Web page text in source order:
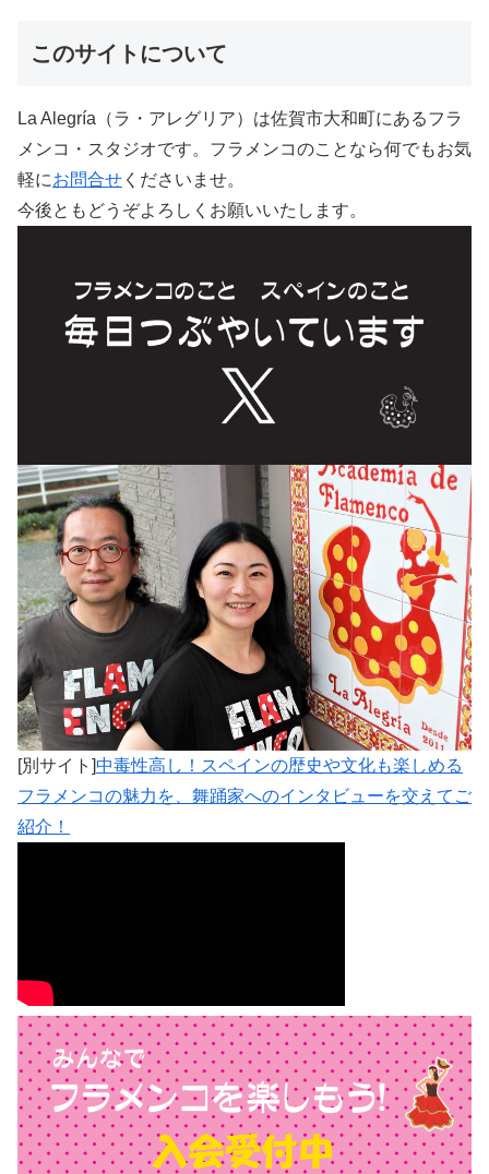
このサイトについて
La Alegría（ラ・アレグリア）は佐賀市大和町にあるフラ
メンコ・スタジオです。フラメンコのことなら何でもお気
軽にお問合せ くださいませ。
今後ともどうぞよろしくお願いいたします。
[別サイト]中毒性高し！スペインの歴史や文化も楽しめる
フラメンコの魅力を、舞踊家へのインタビューを交えてご
紹介！